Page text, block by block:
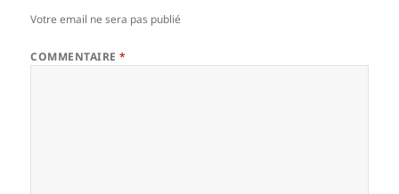
Votre email ne sera pas publié
COMMENTAIRE*